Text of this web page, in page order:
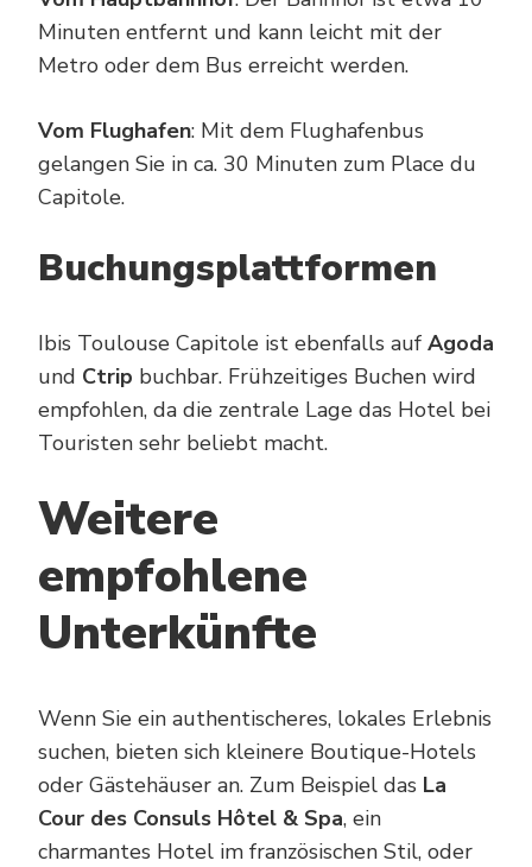
Minuten entfernt und kann leicht mit der
Metro oder dem Bus erreicht werden.
Vom Flughafen: Mit dem Flughafenbus
gelangen Sie in ca. 30 Minuten zum Place du
Capitole.
Buchungsplattformen
Ibis Toulouse Capitole ist ebenfalls auf Agoda
und Ctrip buchbar. Frühzeitiges Buchen wird
empfohlen, da die zentrale Lage das Hotel bei
Touristen sehr beliebt macht.
Weitere
empfohlene
Unterkünfte
Wenn Sie ein authentischeres, lokales Erlebnis
suchen, bieten sich kleinere Boutique-Hotels
oder Gästehäuser an. Zum Beispiel das La
Cour des Consuls Hôtel & Spa, ein
charmantes Hotel im französischen Stil, oder